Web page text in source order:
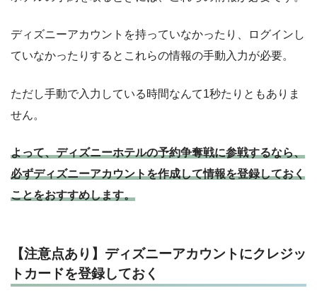
ディズニーアカウントを持っていなかったり、ログインし
ていなかったりするとこれらの情報の手動入力が必要。
ただし手動で入力している時間なんて1秒たりともありま
せん。
よって、ディズニーホテルの予約争奪戦に参戦するなら、
必ずディズニーアカウントを作成して情報を登録しておく
ことをおすすめします。
【注意点あり】ディズニーアカウントにクレジッ
トカードを登録しておく